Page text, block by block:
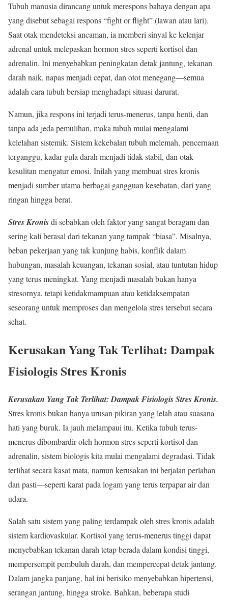
Tubuh manusia dirancang untuk merespons bahaya dengan apa
yang disebut sebagai respons “fight or flight” (lawan atau lari).
Saat otak mendeteksi ancaman, ia memberi sinyal ke kelenjar
adrenal untuk melepaskan hormon stres seperti kortisol dan
adrenalin. Ini menyebabkan peningkatan detak jantung, tekanan
darah naik, napas menjadi cepat, dan otot menegang—semua
adalah cara tubuh bersiap menghadapi situasi darurat.
Namun, jika respons ini terjadi terus-menerus, tanpa henti, dan
tanpa ada jeda pemulihan, maka tubuh mulai mengalami
kelelahan sistemik. Sistem kekebalan tubuh melemah, pencernaan
terganggu, kadar gula darah menjadi tidak stabil, dan otak
kesulitan mengatur emosi. Inilah yang membuat stres kronis
menjadi sumber utama berbagai gangguan kesehatan, dari yang
ringan hingga berat.
StresKronisdi sebabkan oleh faktor yang sangat beragam dan
sering kali berasal dari tekanan yang tampak “biasa”. Misalnya,
beban pekerjaan yang tak kunjung habis, konflik dalam
hubungan, masalah keuangan, tekanan sosial, atau tuntutan hidup
yang terus meningkat. Yang menjadi masalah bukan hanya
stresornya, tetapi ketidakmampuan atau ketidaksempatan
seseorang untuk memproses dan mengelola stres tersebut secara
sehat.
Kerusakan Yang Tak Terlihat: Dampak
Fisiologis Stres Kronis
Kerusakan Yang Tak Terlihat: Dampak Fisiologis Stres Kronis.
Stres kronis bukan hanya urusan pikiran yang lelah atau suasana
hati yang buruk. Ia jauh melampaui itu. Ketika tubuh terus-
menerus dibombardir oleh hormon stres seperti kortisol dan
adrenalin, sistem biologis kita mulai mengalami degradasi. Tidak
terlihat secara kasat mata, namun kerusakan ini berjalan perlahan
dan pasti—seperti karat pada logam yang terus terpapar air dan
udara.
Salah satu sistem yang paling terdampak oleh stres kronis adalah
sistem kardiovaskular. Kortisol yang terus-menerus tinggi dapat
menyebabkan tekanan darah tetap berada dalam kondisi tinggi,
mempersempit pembuluh darah, dan mempercepat detak jantung.
Dalam jangka panjang, hal ini berisiko menyebabkan hipertensi,
serangan jantung, hingga stroke. Bahkan, beberapa studi